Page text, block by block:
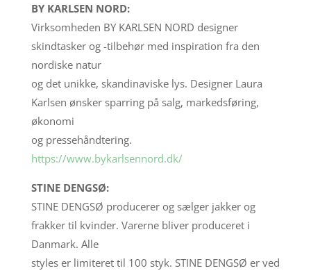
BY KARLSEN NORD:
Virksomheden BY KARLSEN NORD designer
skindtasker og -tilbehør med inspiration fra den
nordiske natur
og det unikke, skandinaviske lys. Designer Laura
Karlsen ønsker sparring på salg, markedsføring,
økonomi
og pressehåndtering.
https://www.bykarlsennord.dk/
STINE DENGSØ:
STINE DENGSØ producerer og sælger jakker og
frakker til kvinder. Varerne bliver produceret i
Danmark. Alle
styles er limiteret til 100 styk. STINE DENGSØ er ved